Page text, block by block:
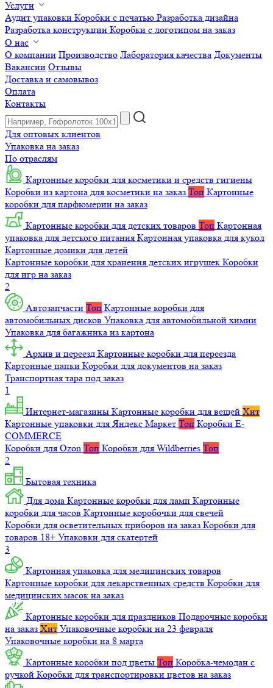
Услуги
Аудит упаковки Коробки с печатью Разработка дизайна
Разработка конструкции Коробки с логотипом на заказ
О нас
О компании Производство Лаборатория качества Документы
Вакансии Отзывы
Доставка и самовывоз
Оплата
Контакты
Для оптовых клиентов
Упаковка на заказ
По отраслям
Картонные коробки для косметики и средств гигиены
Коробки из картона для косметики на заказ Топ Картонные
коробки для парфюмерии на заказ
Картонные коробки для детских товаров Топ Картонная
упаковка для детского питания Картонная упаковка для кукол
Картонные домики для детей
Картонные коробки для хранения детских игрушек Коробки
для игр на заказ
2
Автозапчасти Топ Картонные коробки для
автомобильных дисков Упаковка для автомобильной химии
Упаковка для багажника из картона
Архив и переезд Картонные коробки для переезда
Картонные папки Коробки для документов на заказ
Транспортная тара под заказ
1
Интернет-магазины Картонные коробки для вещей Хит
Картонные упаковки для Яндекс Маркет Топ Коробки E-
COMMERCE
Коробки для Ozon Топ Коробки для Wildberries Топ
2
Бытовая техника
Для дома Картонные коробки для ламп Картонные
коробки для часов Картонные коробочки для свечей
Коробки для осветительных приборов на заказ Коробки для
товаров 18+ Упаковки для скатертей
3
Картонная упаковка для медицинских товаров
Картонные коробки для лекарственных средств Коробки для
медицинских масок на заказ
Картонные коробки для праздников Подарочные коробки
на заказ Хит Упаковочные коробки на 23 февраля
Упаковочные коробки на 8 марта
Картонные коробки под цветы Топ Коробка-чемодан с
ручкой Коробки для транспортировки цветов на заказ